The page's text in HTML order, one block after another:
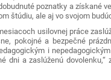
poznatky a získané
štúdiu, ale aj vo svojom
usilovnej práce
pokojné a bezpečné
i
dni a zaslúženú dovolenku,“